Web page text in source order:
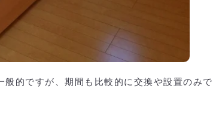
的ですが、期間も比較的に交換や設置のみで